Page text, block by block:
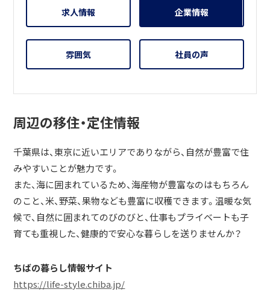
求人情報 企業情報
雰囲気 社員の声
周辺の移住・定住情報
千葉県は、東京に近いエリアでありながら、自然が豊富で住
みやすいことが魅力です。
また、海に囲まれているため、海産物が豊富なのはもちろん
のこと、米、野菜、果物なども豊富に収穫できます。温暖な気
候で、自然に囲まれてのびのびと、仕事もプライベートも子
育ても重視した、健康的で安心な暮らしを送りませんか？
ちばの暮らし情報サイト
https://life-style.chiba.jp/